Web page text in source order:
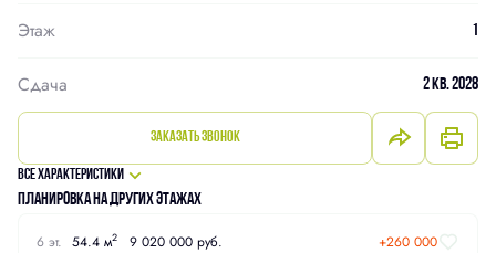
Этаж 1
Сдача 2 кв. 2028
Заказать звонок
Все характеристики
Планировка на других этажах
6 эт. 54.4 м2 9 020 000 руб. +260 000